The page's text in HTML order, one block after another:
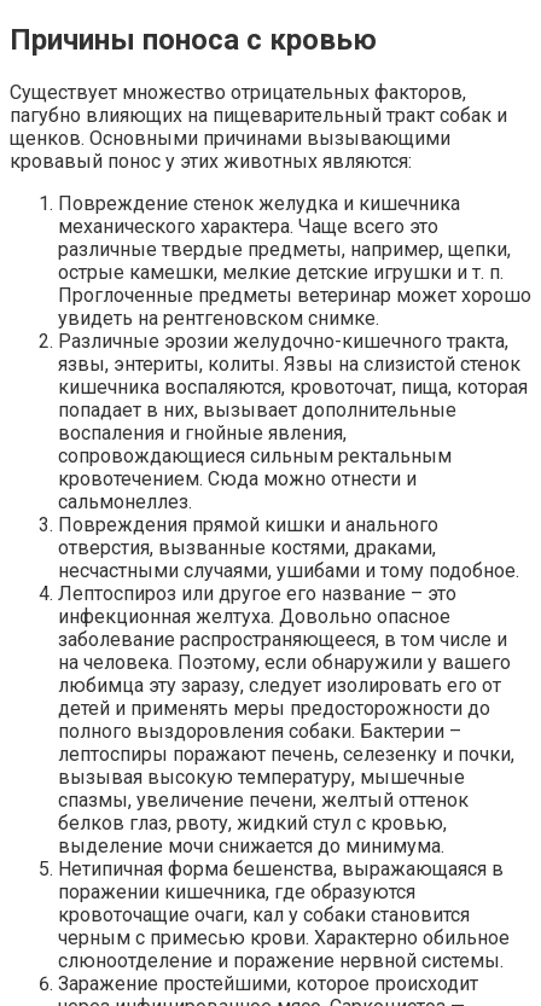
Причины поноса с кровью
Существует множество отрицательных факторов,
пагубно влияющих на пищеварительный тракт собак и
щенков. Основными причинами вызывающими
кровавый понос у этих животных являются:
Повреждение стенок желудка и кишечника
механического характера. Чаще всего это
различные твердые предметы, например, щепки,
острые камешки, мелкие детские игрушки и т. п.
Проглоченные предметы ветеринар может хорошо
увидеть на рентгеновском снимке.
Различные эрозии желудочно-кишечного тракта,
язвы, энтериты, колиты. Язвы на слизистой стенок
кишечника воспаляются, кровоточат, пища, которая
попадает в них, вызывает дополнительные
воспаления и гнойные явления,
сопровождающиеся сильным ректальным
кровотечением. Сюда можно отнести и
сальмонеллез.
Повреждения прямой кишки и анального
отверстия, вызванные костями, драками,
несчастными случаями, ушибами и тому подобное.
Лептоспироз или другое его название – это
инфекционная желтуха. Довольно опасное
заболевание распространяющееся, в том числе и
на человека. Поэтому, если обнаружили у вашего
любимца эту заразу, следует изолировать его от
детей и применять меры предосторожности до
полного выздоровления собаки. Бактерии –
лептоспиры поражают печень, селезенку и почки,
вызывая высокую температуру, мышечные
спазмы, увеличение печени, желтый оттенок
белков глаз, рвоту, жидкий стул с кровью,
выделение мочи снижается до минимума.
Нетипичная форма бешенства, выражающаяся в
поражении кишечника, где образуются
кровоточащие очаги, кал у собаки становится
черным с примесью крови. Характерно обильное
слюноотделение и поражение нервной системы.
Заражение простейшими, которое происходит